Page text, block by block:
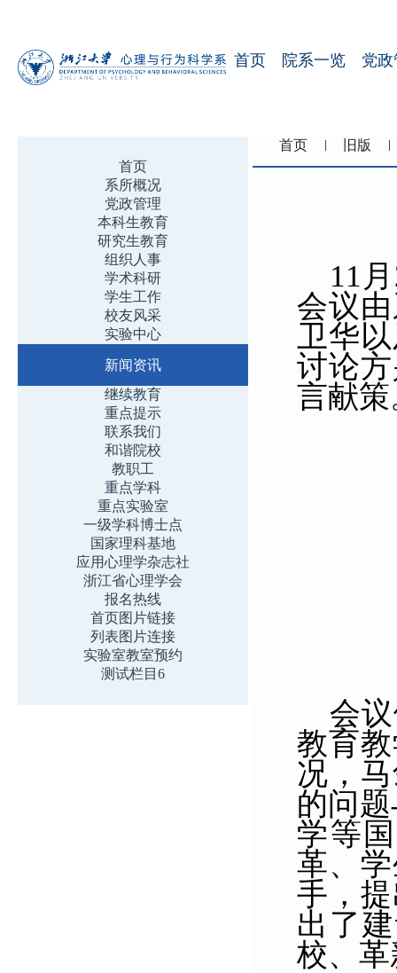
首页 院系一览 党
首页
系所概况
党政管理
本科生教育
研究生教育
组织人事
学术科研
学生工作
校友风采
实验中心
新闻资讯
继续教育
重点提示
联系我们
和谐院校
教职工
重点学科
重点实验室
一级学科博士点
国家理科基地
应用心理学杂志社
浙江省心理学会
报名热线
首页图片链接
列表图片连接
实验室教室预约
测试栏目6
首页 旧版
11 月
会议
卫华
讨论
言献策
会
教育
况，
的问
学等
革、
手，
出了
校、革